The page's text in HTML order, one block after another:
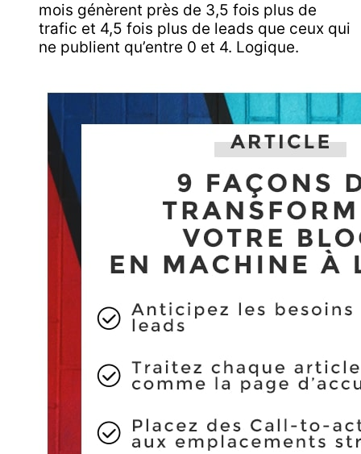
mois génèrent près de 3,5 fois plus de
trafic et 4,5 fois plus de leads que ceux qui
ne publient qu’entre 0 et 4. Logique.